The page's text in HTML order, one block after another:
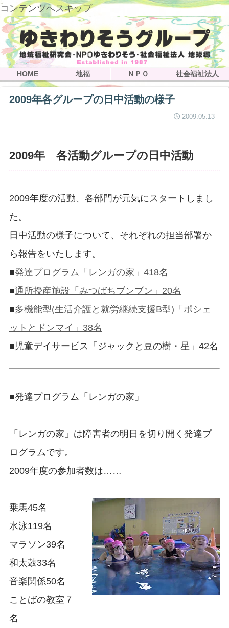
コンテンツへスキップ
HOME 地福 ＮＰＯ 社会福祉法人
2009年各グループの日中活動の様子
2009.05.13
2009年 各活動グループの日中活動
2009年度の活動、各部門が元気にスタートしまし
た。
日中活動の様子について、それぞれの担当部署か
ら報告をいたします。
■発達プログラム「レンガの家」418名
■通所授産施設「みつばちブンブン」20名
■多機能型(生活介護と就労継続支援B型)「ポシェ
ットとドンマイ」38名
■児童デイサービス「ジャックと豆の樹・星」42名
■発達プログラム「レンガの家」
「レンガの家」は障害者の明日を切り開く発達プ
ログラムです。
2009年度の参加者数は……
乗馬45名
水泳119名
マラソン39名
和太鼓33名
音楽関係50名
ことばの教室７
名